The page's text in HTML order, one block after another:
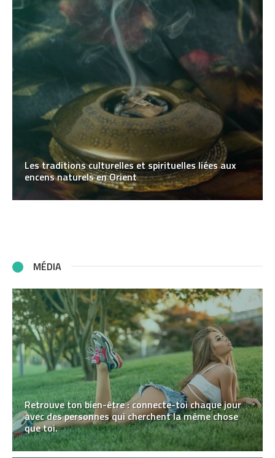
Les traditions culturelles et spirituelles liées aux
encens naturels en Orient
MÉDIA
Retrouve ton bien-être : connecte-toi chaque jour
avec des personnes qui cherchent la même chose
que toi.